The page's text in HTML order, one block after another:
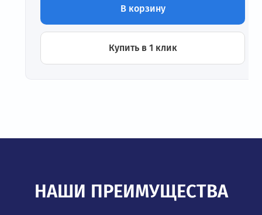
В корзину
Купить в 1 клик
НАШИ ПРЕИМУЩЕСТВА